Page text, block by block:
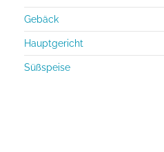
Gebäck
Hauptgericht
Süßspeise